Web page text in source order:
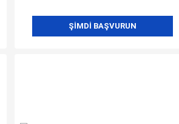
ŞIMDI BAŞVURUN